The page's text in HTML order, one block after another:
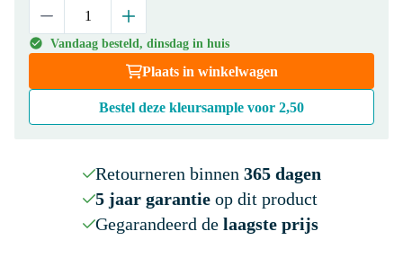
Vandaag besteld, dinsdag in huis
Plaats in winkelwagen
Bestel deze kleursample voor 2,50
Retourneren binnen 365 dagen
5 jaar garantieop dit product
Gegarandeerd de laagste prijs